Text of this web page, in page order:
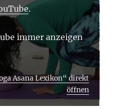
.
immer anzeigen
Asana Lexikon“ direkt
öffnen